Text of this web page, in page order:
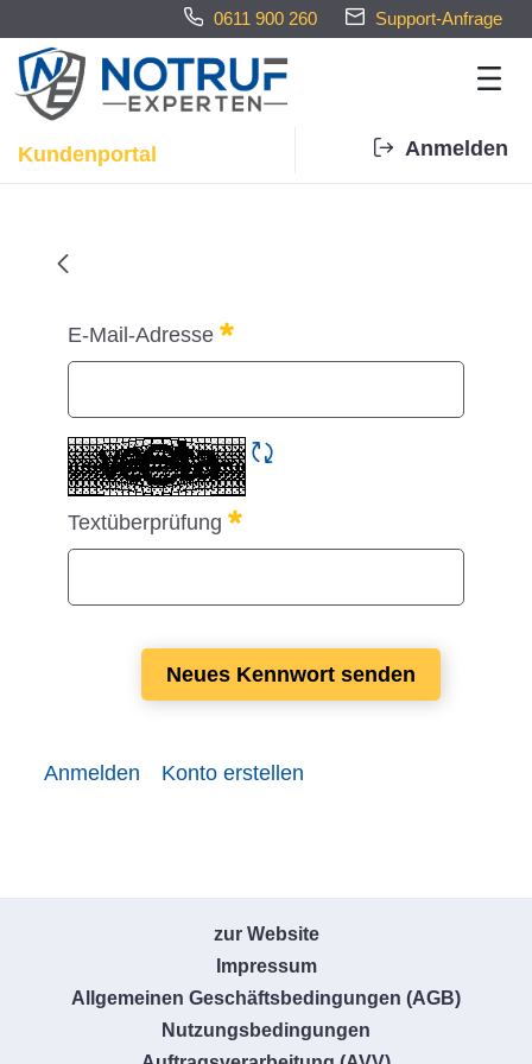
0611 900 260 Support-Anfrage
Kundenportal Anmelden
Kennwort vergessen
E-Mail-Adresse
Erforderlich
Textüberprüfung
Erforderlich
Neues Kennwort senden
Anmelden Konto erstellen
zur Website
Impressum
Allgemeinen Geschäftsbedingungen (AGB)
Nutzungsbedingungen